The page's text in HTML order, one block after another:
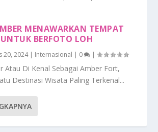
MENAWARKAN TEMPAT
BERFOTO LOH
20, 2024| Internasional | 0 |
Atau Di Kenal Sebagai Amber Fort,
Destinasi Wisata Paling Terkenal...